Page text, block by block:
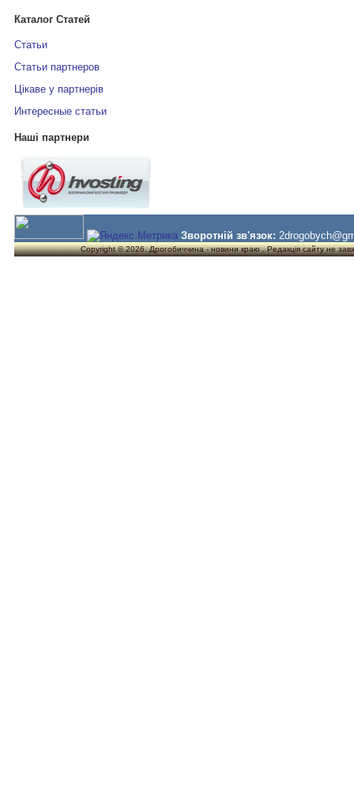
Каталог Статей
Статьи
Статьи партнеров
Цікаве у партнерів
Интересные статьи
Наші партнери
Зворотній зв'язок:
Copyright © 2026. Дрогобиччина - новини краю . Редакція сайту не